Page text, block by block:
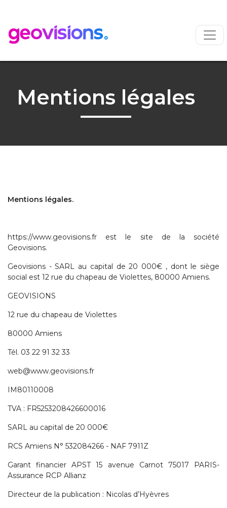
Mentions légales
Mentions légales.
https://www.geovisions.fr est le site de la société
Geovisions.
Geovisions - SARL au capital de 20 000€ , dont le siège
social est 12 rue du chapeau de Violettes, 80000 Amiens.
GEOVISIONS
12 rue du chapeau de Violettes
80000 Amiens
Tél. 03 22 91 32 33
web@www.geovisions.fr
IM80110008
TVA : FR5253208426600016
SARL au capital de 20 000€
RCS Amiens N° 532084266 - NAF 7911Z
Garant financier APST 15 avenue Carnot 75017 PARIS-
Assurance RCP Allianz
Directeur de la publication : Nicolas d’Hyèvres